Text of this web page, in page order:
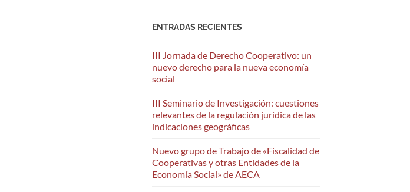
ENTRADAS RECIENTES
III Jornada de Derecho Cooperativo: un
nuevo derecho para la nueva economía
social
III Seminario de Investigación: cuestiones
relevantes de la regulación jurídica de las
indicaciones geográficas
Nuevo grupo de Trabajo de «Fiscalidad de
Cooperativas y otras Entidades de la
Economía Social» de AECA